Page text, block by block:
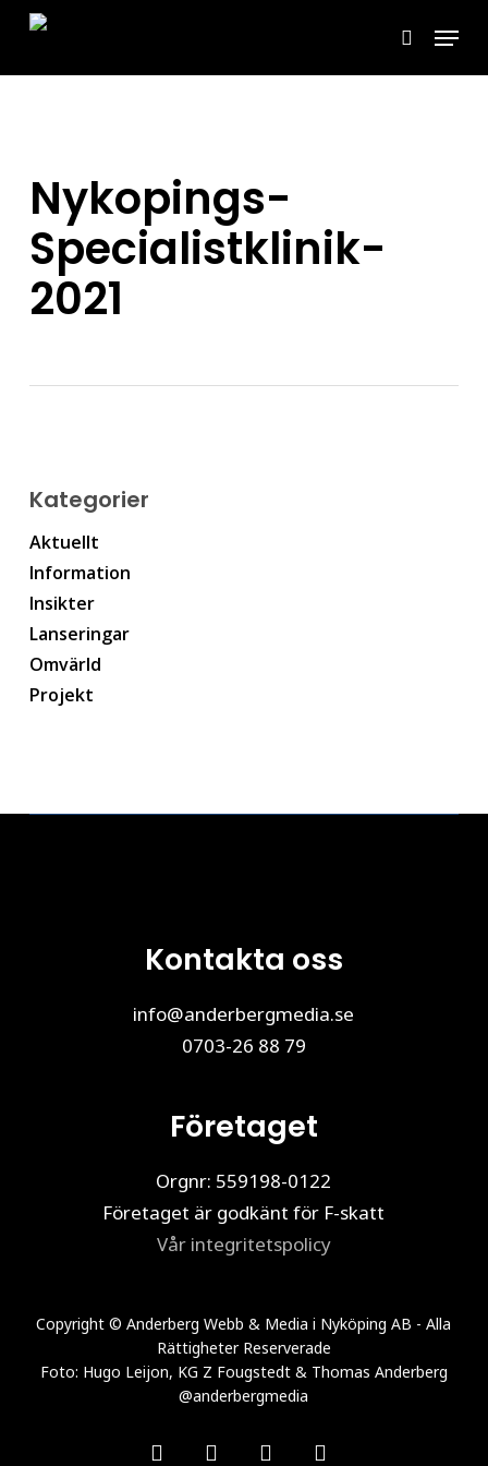
Skip
main
search
Menu
Nykopings-
Specialistklinik-
2021
Kategorier
Aktuellt
Information
Insikter
Lanseringar
Omvärld
Projekt
Kontakta oss
info@anderbergmedia.se
0703-26 88 79
Företaget
Orgnr: 559198-0122
Företaget är godkänt för F-skatt
Vår integritetspolicy
Copyright © Anderberg Webb & Media i Nyköping AB - Alla
Rättigheter Reserverade
Foto: Hugo Leijon, KG Z Fougstedt & Thomas Anderberg
@anderbergmedia
facebooklinkedin youtubeinstagram